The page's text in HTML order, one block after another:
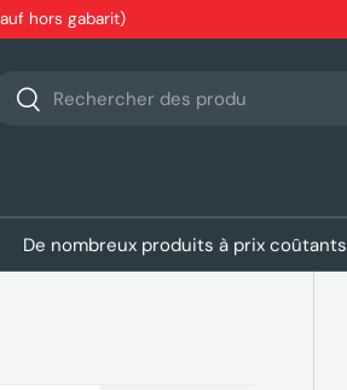
hors gabarit)
Rechercher
De nombreux produits à prix coûtants